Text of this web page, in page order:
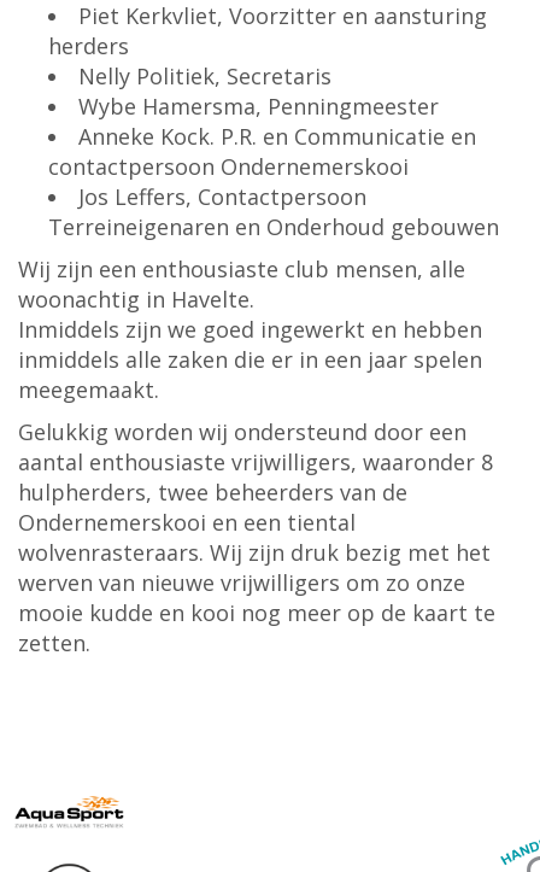
Piet Kerkvliet, Voorzitter en aansturing
herders
Nelly Politiek, Secretaris
Wybe Hamersma, Penningmeester
Anneke Kock. P.R. en Communicatie en
contactpersoon Ondernemerskooi
Jos Leffers, Contactpersoon
Terreineigenaren en Onderhoud gebouwen
Wij zijn een enthousiaste club mensen, alle
woonachtig in Havelte.
Inmiddels zijn we goed ingewerkt en hebben
inmiddels alle zaken die er in een jaar spelen
meegemaakt.
Gelukkig worden wij ondersteund door een
aantal enthousiaste vrijwilligers, waaronder 8
hulpherders, twee beheerders van de
Ondernemerskooi en een tiental
wolvenrasteraars. Wij zijn druk bezig met het
werven van nieuwe vrijwilligers om zo onze
mooie kudde en kooi nog meer op de kaart te
zetten.